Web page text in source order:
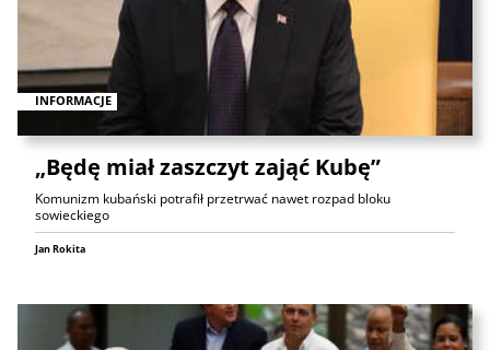
INFORMACJE
„Będę miał zaszczyt zająć Kubę”
Komunizm kubański potrafił przetrwać nawet rozpad bloku
sowieckiego
Jan Rokita